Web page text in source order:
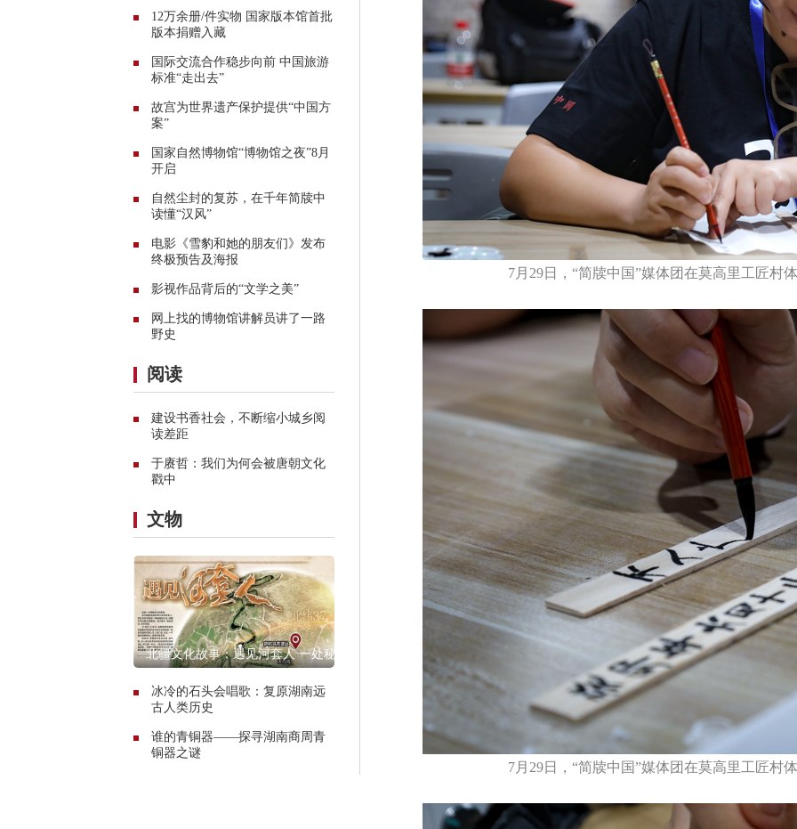
12万余册/件实物 国家版本馆首批
版本捐赠入藏
国际交流合作稳步向前 中国旅游
标准“走出去”
故宫为世界遗产保护提供“中国方
案”
国家自然博物馆“博物馆之夜”8月
开启
自然尘封的复苏，在千年简牍中
读懂“汉风”
电影《雪豹和她的朋友们》发布
终极预告及海报
影视作品背后的“文学之美”
网上找的博物馆讲解员讲了一路
野史
阅读
建设书香社会，不断缩小城乡阅
读差距
于赓哲：我们为何会被唐朝文化
戳中
文物
北疆文化故事：遇见河套人 一处秘
冰冷的石头会唱歌：复原湖南远
古人类历史
谁的青铜器——探寻湖南商周青
铜器之谜
7月29日，“简牍中国”媒体团在莫高里工匠村
7月29日，“简牍中国”媒体团在莫高里工匠村